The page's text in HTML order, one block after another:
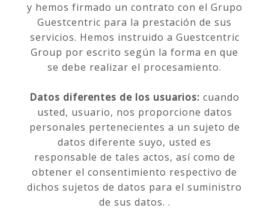
y hemos firmado un contrato con el Grupo
Guestcentric para la prestación de sus
servicios. Hemos instruido a Guestcentric
Group por escrito según la forma en que
se debe realizar el procesamiento.
Datos diferentes de los usuarios: cuando
usted, usuario, nos proporcione datos
personales pertenecientes a un sujeto de
datos diferente suyo, usted es
responsable de tales actos, así como de
obtener el consentimiento respectivo de
dichos sujetos de datos para el suministro
de sus datos. .